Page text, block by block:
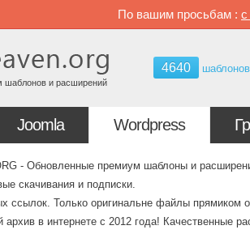
По вашим просьбам : с
шаблонов и расширений
4640 шаблонов
Joomla Wordpress
- Обновленные премиум шаблоны и
скачивания и подписки.
ссылок. Только оригинальне файлы прямиком
в интернете с 2012 года! Качественные